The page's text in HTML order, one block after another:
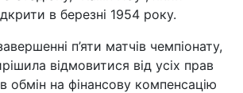
в березні 1954 року.
п’яти матчів чемпіонату,
відмовитися від усіх прав
обмін на фінансову компенсацію